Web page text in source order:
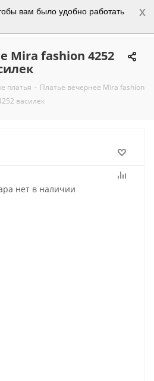
вам было удобно работать
x
0
Mira fashion 4252
платья - Платье вечернее Mira fashion
василек
нет в наличии